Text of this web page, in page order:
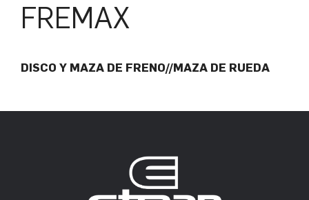
FREMAX
DISCO Y MAZA DE FRENO//MAZA DE RUEDA